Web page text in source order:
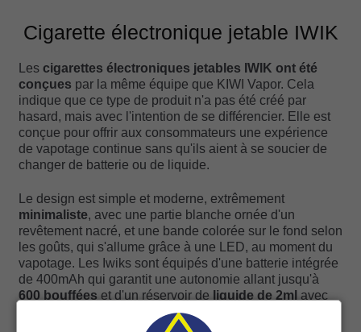
Cigarette électronique jetable IWIK
Les cigarettes électroniques jetables IWIK ont été
conçues par la même équipe que KIWI Vapor. Cela
indique que ce type de produit n'a pas été créé par
hasard, mais avec l'intention de se différencier. Elle est
conçue pour offrir aux consommateurs une expérience
de vapotage continue sans qu'ils aient à se soucier de
changer de batterie ou de liquide.
Le design est simple et moderne, extrêmement
minimaliste, avec une partie blanche ornée d'un
revêtement nacré, et une bande colorée sur le fond selon
les goûts, qui s'allume grâce à une LED, au moment du
vapotage. Les Iwiks sont équipés d'une batterie intégrée
de 400mAh qui garantit une autonomie allant jusqu'à
600 boufféeset d'un réservoir de liquide de 2ml avec
un taux de nicotine salée de votre choix entre 0mg/ml et
20mg/ml. Ils ne nécessitent aucun entretien et sont